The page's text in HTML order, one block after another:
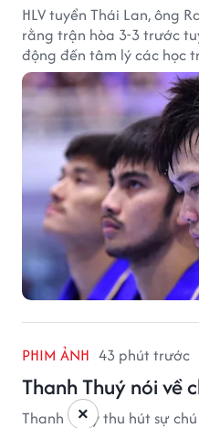
HLV tuyển Thái Lan, ông
rằng trận hòa 3-3 trước
động đến tâm lý các học
đậm Nga 1-7.
PHIM ẢNH 43 phút trước
Thanh Thuý nói về
Thanh Thuý thu hút sự
×